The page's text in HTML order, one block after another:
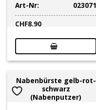
Art-Nr:
023071
CHF8.90
Nabenbürste gelb-rot-
schwarz
(Nabenputzer)